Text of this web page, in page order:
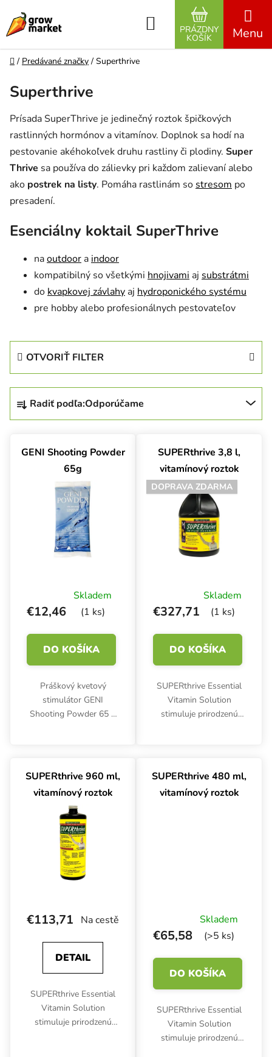
Hľadať
NÁKUPNÝ
PRÁZDNY
KOŠÍK
Domov
/ Predávané značky / Superthrive
Superthrive
Prísada SuperThrive je jedinečný roztok špičkových
rastlinných hormónov a vitamínov. Doplnok sa hodí na
pestovanie akéhokoľvek druhu rastliny či plodiny. Super
Thrive sa používa do zálievky pri každom zalievaní alebo
ako postrek na listy. Pomáha rastlinám so stresom po
presadení.
Esenciálny koktail SuperThrive
naoutdoor a indoor
kompatibilný so všetkými hnojivami aj substrátmi
do kvapkovej závlahy aj hydroponického systému
pre hobby alebo profesionálnych pestovateľov
OTVORIŤ FILTER
Radenie produktov
Radiť podľa:Odporúčame
GENI Shooting Powder
65g
Skladem
(1 ks)
€12,46
DO KOŠÍKA
Práškový kvetový
stimulátor GENI
Shooting Powder 65 g
na použitie v
posledných troch
týždňoch kvitnutia...
SUPERthrive 3,8 l,
vitamínový roztok
DOPRAVA ZDARMA
Skladem
(1 ks)
€327,71
DO KOŠÍKA
SUPERthrive Essential
Vitamin Solution
stimuluje prirodzenú
Okrem všeobecnej
podpory eliminuje aj
účinky stresu...
SUPERthrive 960 ml,
vitamínový roztok
Na cestě
€113,71
DETAIL
SUPERthrive Essential
Vitamin Solution
stimuluje prirodzenú
SUPERthrive 480 ml,
vitamínový roztok
Skladem
(>5 ks)
€65,58
DO KOŠÍKA
SUPERthrive Essential
Vitamin Solution
stimuluje prirodzenú